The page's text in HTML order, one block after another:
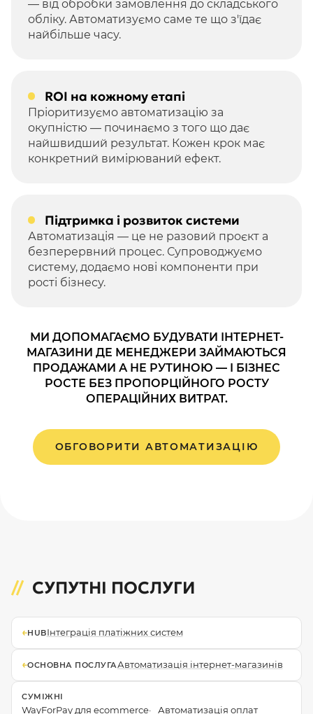
— від обробки замовлення до складського
обліку. Автоматизуємо саме те що з'їдає
найбільше часу.
ROI на кожному етапі
Пріоритизуємо автоматизацію за
окупністю — починаємо з того що дає
найшвидший результат. Кожен крок має
конкретний вимірюваний ефект.
Підтримка і розвиток системи
Автоматизація — це не разовий проєкт а
безперервний процес. Супроводжуємо
систему, додаємо нові компоненти при
рості бізнесу.
МИ ДОПОМАГАЄМО БУДУВАТИ ІНТЕРНЕТ-
МАГАЗИНИ ДЕ МЕНЕДЖЕРИ ЗАЙМАЮТЬСЯ
ПРОДАЖАМИ А НЕ РУТИНОЮ — І БІЗНЕС
РОСТЕ БЕЗ ПРОПОРЦІЙНОГО РОСТУ
ОПЕРАЦІЙНИХ ВИТРАТ.
ОБГОВОРИТИ АВТОМАТИЗАЦІЮ
СУПУТНІ ПОСЛУГИ
←HUBІнтеграція платіжних систем
←ОСНОВНА ПОСЛУГААвтоматизація інтернет-магазинів
СУМІЖНІ
WayForPay для ecommerce Автоматизація оплат